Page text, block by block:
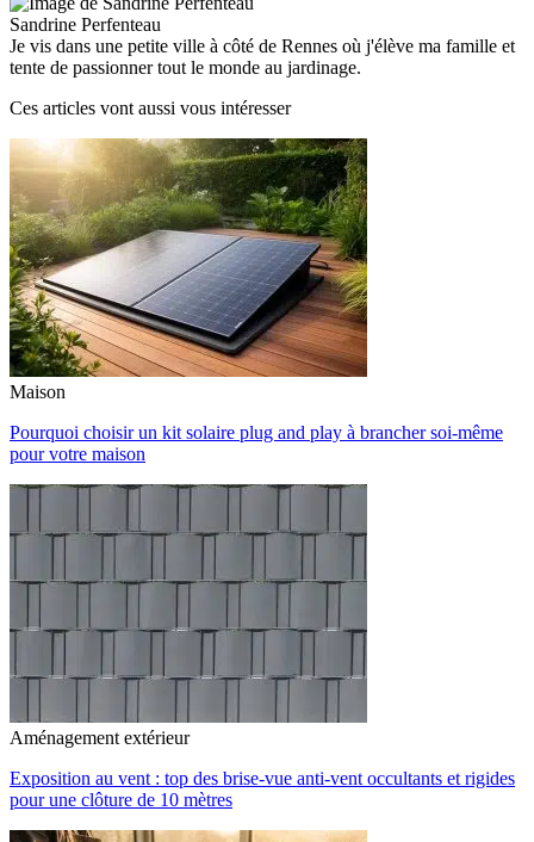
Sandrine Perfenteau
Je vis dans une petite ville à côté de Rennes où j'élève ma famille et
tente de passionner tout le monde au jardinage.
Ces articles vont aussi vous intéresser
Maison
Pourquoi choisir un kit solaire plug and play à brancher soi-même
pour votre maison
Aménagement extérieur
Exposition au vent : top des brise-vue anti-vent occultants et rigides
pour une clôture de 10 mètres